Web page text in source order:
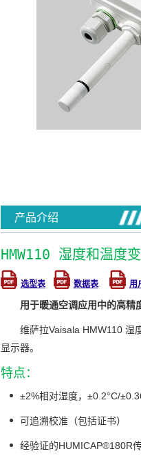
产品介绍
HMW110 湿度和温度
选型表 数据表 用
用于暖通空调应用中的高精
维萨拉Vaisala HMW110 湿
显示器。
特点：
±2%相对湿度，±0.2°C/
可追溯校准（包括证书）
经验证的HUMICAP®180R